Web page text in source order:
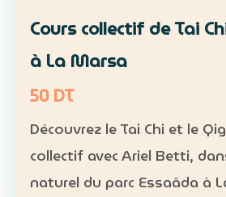
Cours collectif de Tai
à La Marsa
50 DT
Découvrez le Tai Chi et le
collectif avec Ariel Betti,
naturel du parc Essaâda à